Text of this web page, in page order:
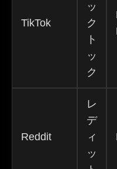
TikTok
ッ
ク
ト
ッ
ク
Reddit
レ
デ
ィ
ッ